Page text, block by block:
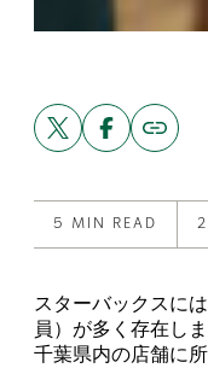
Share
this
post
X
Share
this
post
Facebook
Copy
link
to
5 MIN READ
スターバックスに
員）が多く存在し
千葉県内の店舗に